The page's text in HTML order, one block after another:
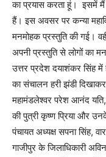
का प्रयास करता हूं।
हैं। इस अवसर पर कन्या
मनमोहक प्रस्तुति की गई।
अपनी प्रस्तुति से लोगों का
उत्तर प्रदेश दयाशंकर सिंह में
का संचालन हरी झंडी
महामंडलेश्वर परेश आनंद यति,
की पुत्री कृष्ण प्रिया और
पंचायत अध्यक्ष सपना सिंह,
गाजीपुर के जिलाधिकारी